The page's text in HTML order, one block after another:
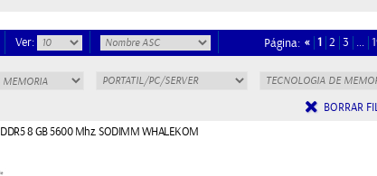
Ver: Página: « 1 2 3 …
BORRAR
DDR5 8 GB 5600 Mhz. SODIMM WHALEKOM